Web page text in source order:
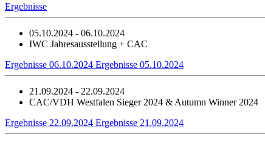
Ergebnisse
05.10.2024 - 06.10.2024
IWC Jahresausstellung + CAC
Ergebnisse 06.10.2024 Ergebnisse 05.10.2024
21.09.2024 - 22.09.2024
CAC/VDH Westfalen Sieger 2024 & Autumn Winner 2024
Ergebnisse 22.09.2024 Ergebnisse 21.09.2024